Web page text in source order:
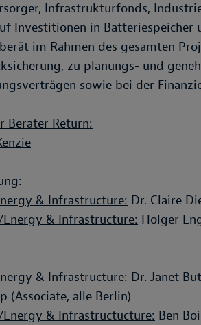
Infrastrukturfonds,
Investitionen in Batteriespeicher
im Rahmen des gesamten
zu planungs- und
sowie bei der
Berater Return:
& Infrastructure: Dr. Claire
& Infrastructure: Holger
& Infrastructure: Dr. Janet
(Associate, alle Berlin)
& Infrastructucture: Ben